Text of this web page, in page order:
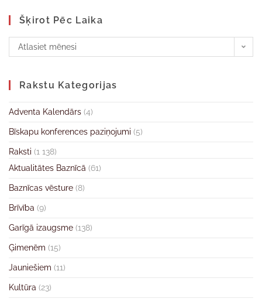
Šķirot Pēc Laika
Atlasiet mēnesi
Rakstu Kategorijas
Adventa Kalendārs (4)
Bīskapu konferences paziņojumi (5)
Raksti (1 138)
Aktualitātes Baznīcā (61)
Baznīcas vēsture (8)
Brīvība (9)
Garīgā izaugsme (138)
Ģimenēm (15)
Jauniešiem (11)
Kultūra (23)